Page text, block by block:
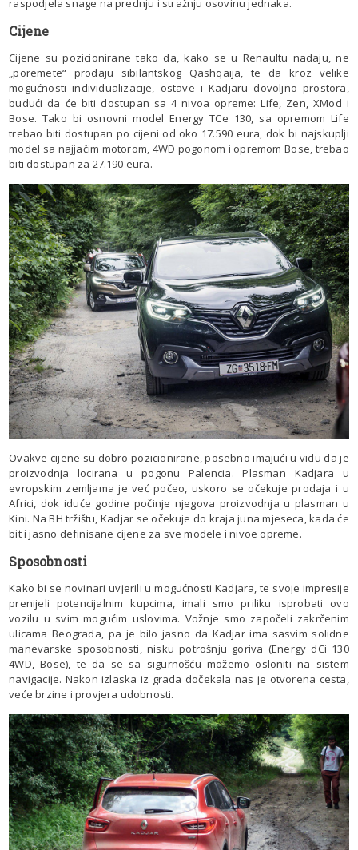
raspodjela snage na prednju i stražnju osovinu jednaka.
Cijene
Cijene su pozicionirane tako da, kako se u Renaultu nadaju, ne
„poremete“ prodaju sibilantskog Qashqaija, te da kroz velike
mogućnosti individualizacije, ostave i Kadjaru dovoljno prostora,
budući da će biti dostupan sa 4 nivoa opreme: Life, Zen, XMod i
Bose. Tako bi osnovni model Energy TCe 130, sa opremom Life
trebao biti dostupan po cijeni od oko 17.590 eura, dok bi najskuplji
model sa najjačim motorom, 4WD pogonom i opremom Bose, trebao
biti dostupan za 27.190 eura.
Ovakve cijene su dobro pozicionirane, posebno imajući u vidu da je
proizvodnja locirana u pogonu Palencia. Plasman Kadjara u
evropskim zemljama je već počeo, uskoro se očekuje prodaja i u
Africi, dok iduće godine počinje njegova proizvodnja u plasman u
Kini. Na BH tržištu, Kadjar se očekuje do kraja juna mjeseca, kada će
bit i jasno definisane cijene za sve modele i nivoe opreme.
Sposobnosti
Kako bi se novinari uvjerili u mogućnosti Kadjara, te svoje impresije
prenijeli potencijalnim kupcima, imali smo priliku isprobati ovo
vozilu u svim mogućim uslovima. Vožnje smo započeli zakrčenim
ulicama Beograda, pa je bilo jasno da Kadjar ima sasvim solidne
manevarske sposobnosti, nisku potrošnju goriva (Energy dCi 130
4WD, Bose), te da se sa sigurnošću možemo osloniti na sistem
navigacije. Nakon izlaska iz grada dočekala nas je otvorena cesta,
veće brzine i provjera udobnosti.